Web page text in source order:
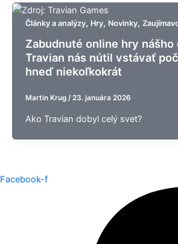
Články a analýzy, Hry, Novinky,
Zabudnuté online hry nášho
Travian nás nútil vstávať
hneď niekoľkokrát
Martin Krug / 23. januára 2026
Ako Travian dobyl celý svet?
Facebook-f